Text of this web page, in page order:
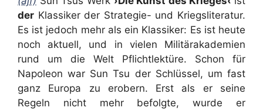
der Klassiker der Strategie- und Kriegsliteratur.
Es ist jedoch mehr als ein Klassiker: Es ist heute
noch aktuell, und in vielen Militärakademien
rund um die Welt Pflichtlektüre. Schon für
Napoleon war Sun Tsu der Schlüssel, um fast
ganz Europa zu erobern. Erst als er seine
Regeln nicht mehr befolgte, wurde er